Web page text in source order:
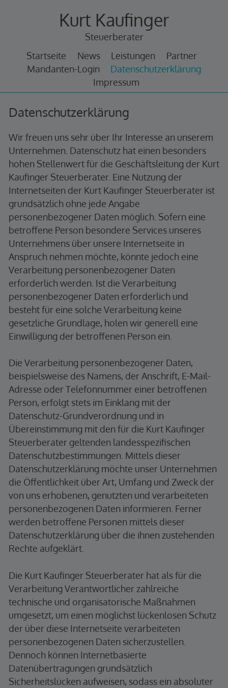
Kurt Kaufinger
Steuerberater
Startseite
News Leistungen
Partner
Mandanten-Login
Datenschutzerklärung
Impressum
Datenschutzerklärung
Datenschutzerklärung
Wir freuen uns sehr über Ihr Interesse an unserem
Unternehmen. Datenschutz hat einen besonders
hohen Stellenwert für die Geschäftsleitung der Kurt
Kaufinger Steuerberater. Eine Nutzung der
Internetseiten der Kurt Kaufinger Steuerberater ist
grundsätzlich ohne jede Angabe
personenbezogener Daten möglich. Sofern eine
betroffene Person besondere Services unseres
Unternehmens über unsere Internetseite in
Anspruch nehmen möchte, könnte jedoch eine
Verarbeitung personenbezogener Daten
erforderlich werden. Ist die Verarbeitung
personenbezogener Daten erforderlich und
besteht für eine solche Verarbeitung keine
gesetzliche Grundlage, holen wir generell eine
Einwilligung der betroffenen Person ein.
Die Verarbeitung personenbezogener Daten,
beispielsweise des Namens, der Anschrift, E-Mail-
Adresse oder Telefonnummer einer betroffenen
Person, erfolgt stets im Einklang mit der
Datenschutz-Grundverordnung und in
Übereinstimmung mit den für die Kurt Kaufinger
Steuerberater geltenden landesspezifischen
Datenschutzbestimmungen. Mittels dieser
Datenschutzerklärung möchte unser Unternehmen
die Öffentlichkeit über Art, Umfang und Zweck der
von uns erhobenen, genutzten und verarbeiteten
personenbezogenen Daten informieren. Ferner
werden betroffene Personen mittels dieser
Datenschutzerklärung über die ihnen zustehenden
Rechte aufgeklärt.
Die Kurt Kaufinger Steuerberater hat als für die
Verarbeitung Verantwortlicher zahlreiche
technische und organisatorische Maßnahmen
umgesetzt, um einen möglichst lückenlosen Schutz
der über diese Internetseite verarbeiteten
personenbezogenen Daten sicherzustellen.
Dennoch können Internetbasierte
Datenübertragungen grundsätzlich
Sicherheitslücken aufweisen, sodass ein absoluter